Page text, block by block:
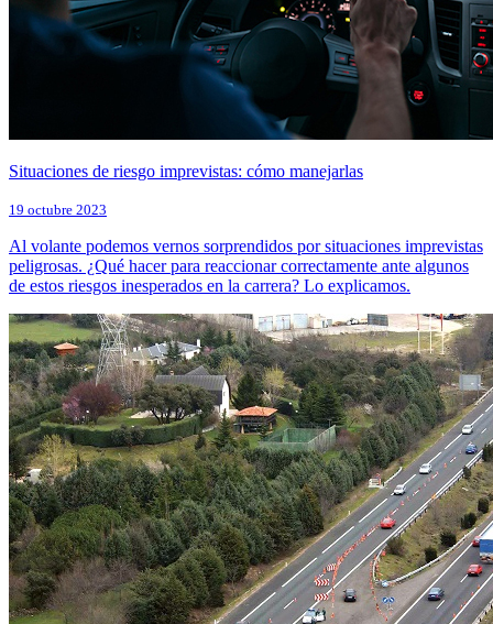
Situaciones de riesgo imprevistas: cómo manejarlas
19 octubre 2023
Al volante podemos vernos sorprendidos por situaciones imprevistas
peligrosas. ¿Qué hacer para reaccionar correctamente ante algunos
de estos riesgos inesperados en la carrera? Lo explicamos.